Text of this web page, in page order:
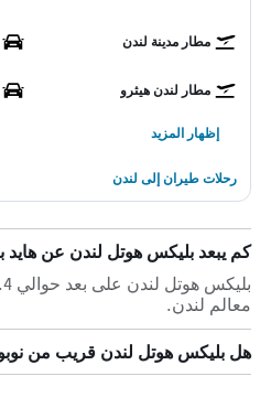
مطار مدينة لندن
مطار لندن هيثرو
إظهار المزيد
رحلات طيران إلى لندن
كم يبعد بليكس هوتل لندن عن هايد
معالم لندن.
هل بليكس هوتل لندن قريب من